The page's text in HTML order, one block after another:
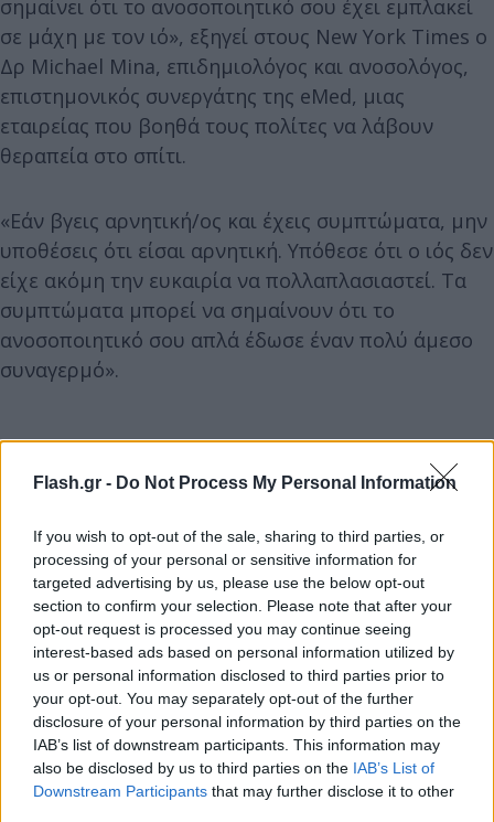
Flash.gr - Do Not Process My Personal Information
If you wish to opt-out of the sale, sharing to third parties, or
processing of your personal or sensitive information for
targeted advertising by us, please use the below opt-out
section to confirm your selection. Please note that after your
opt-out request is processed you may continue seeing
interest-based ads based on personal information utilized by
us or personal information disclosed to third parties prior to
your opt-out. You may separately opt-out of the further
disclosure of your personal information by third parties on the
IAB’s list of downstream participants. This information may
also be disclosed by us to third parties on the IAB’s List of
Downstream Participants that may further disclose it to other
σημαίνει ότι το ανοσοποιητικό σου έχει εμπλακεί
σε μάχη με τον ιό», εξηγεί στους New York Times ο
Δρ Michael Mina, επιδημιολόγος και ανοσολόγος,
επιστημονικός συνεργάτης της eMed, μιας
εταιρείας που βοηθά τους πολίτες να λάβουν
θεραπεία στο σπίτι.
«Εάν βγεις αρνητική/ος και έχεις συμπτώματα, μην
υποθέσεις ότι είσαι αρνητική. Υπόθεσε ότι ο ιός δεν
είχε ακόμη την ευκαιρία να πολλαπλασιαστεί. Τα
συμπτώματα μπορεί να σημαίνουν ότι το
ανοσοποιητικό σου απλά έδωσε έναν πολύ άμεσο
συναγερμό».
Ως προς την αρχική μελέτη, η δρ Σούζαν Τσενγκ,
διευθύντρια του Ινστιτούτου Έρευνας για την Υγιή
Γήρανση στο Ινστιτούτο Cedars-Sinai Smidt, και οι
συνεργάτες της στο Πανεπιστήμιο της Καλιφόρνιας
και στα εργαστήρια Abbott, μελέτησαν 210
εργαζόμενους και ασθενείς στο Cedars-Sinai, οι
οποίοι παρείχαν τουλάχιστον δύο δείγματα
αίματος για έλεγχο αντισωμάτων – ένα πριν από
την έξαρση του Όμικρον και ένα μετά. Οι ερευνητές
τα ανέλυσαν και επικεντρώθηκαν στα επίπεδα
αντισωμάτων έναντι του ιού SARS-CoV-2.